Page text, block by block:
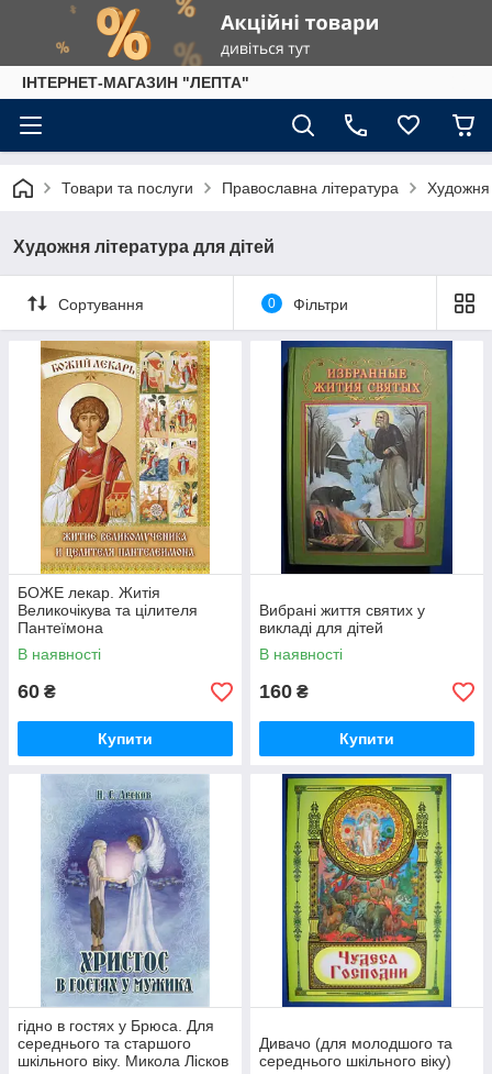
IНТЕРНЕТ-МАГАЗИН "ЛЕПТА"
Товари та послуги Православна література Художня
Художня література для дітей
Сортування 0 Фільтри
БОЖЕ лекар. Житія
Великочікува та цілителя
Пантеїмона
В наявності
60 ₴
Купити
Вибрані життя святих у
викладі для дітей
В наявності
160 ₴
Купити
гідно в гостях у Брюса. Для
середнього та старшого
шкільного віку. Микола Лісков
Дивачо (для молодшого та
середнього шкільного віку)